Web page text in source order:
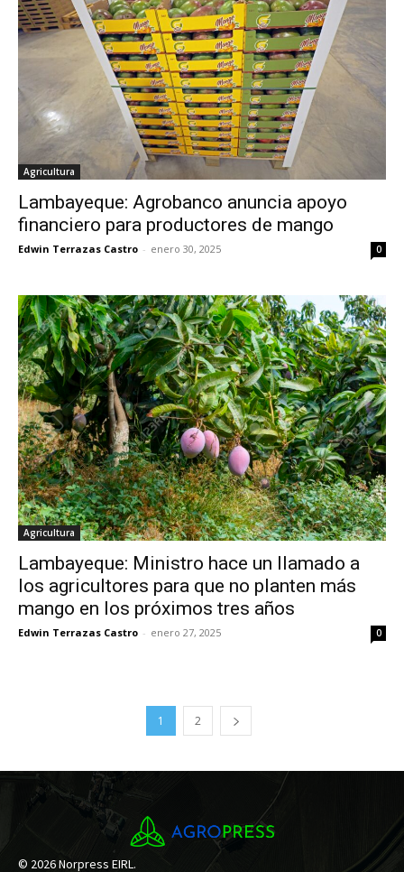
Agricultura
Lambayeque: Agrobanco anuncia apoyo
financiero para productores de mango
Edwin Terrazas Castro - enero 30, 2025 0
Agricultura
Lambayeque: Ministro hace un llamado a
los agricultores para que no planten más
mango en los próximos tres años
Edwin Terrazas Castro - enero 27, 2025 0
1 2
© 2026 Norpress EIRL.